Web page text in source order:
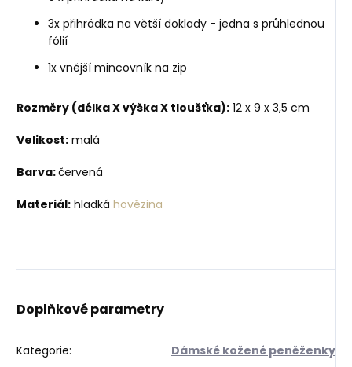
3x přihrádka na větší doklady - jedna s průhlednou
fólií
1x vnější mincovník na zip
Rozměry (délka X výška X tloušťka): 12 x 9 x 3,5 cm
Velikost: malá
Barva:červená
Materiál: hladká hovězina
Doplňkové parametry
Kategorie: Dámské kožené peněženky